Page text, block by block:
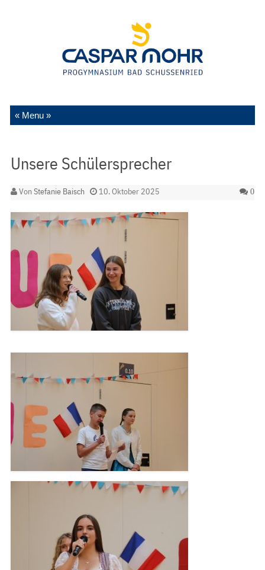
Zum Inhalt springen
Unsere Schülersprecher
VonStefanie Baisch 10. Oktober 2025 0